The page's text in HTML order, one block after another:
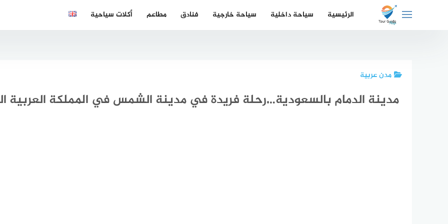
الرئيسية سياحة داخلية سياحة خارجية فنادق مطاعم أكلات سياحية
مدن عربية
مدينة الدمام بالسعودية…رحلة فريدة في مدينة الشمس في المملكة العربية